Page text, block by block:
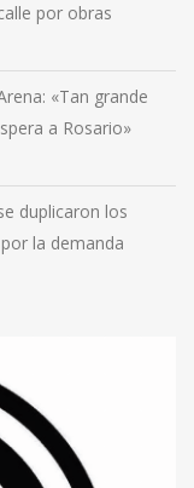
por obras
«Tan grande
a Rosario»
duplicaron los
la demanda